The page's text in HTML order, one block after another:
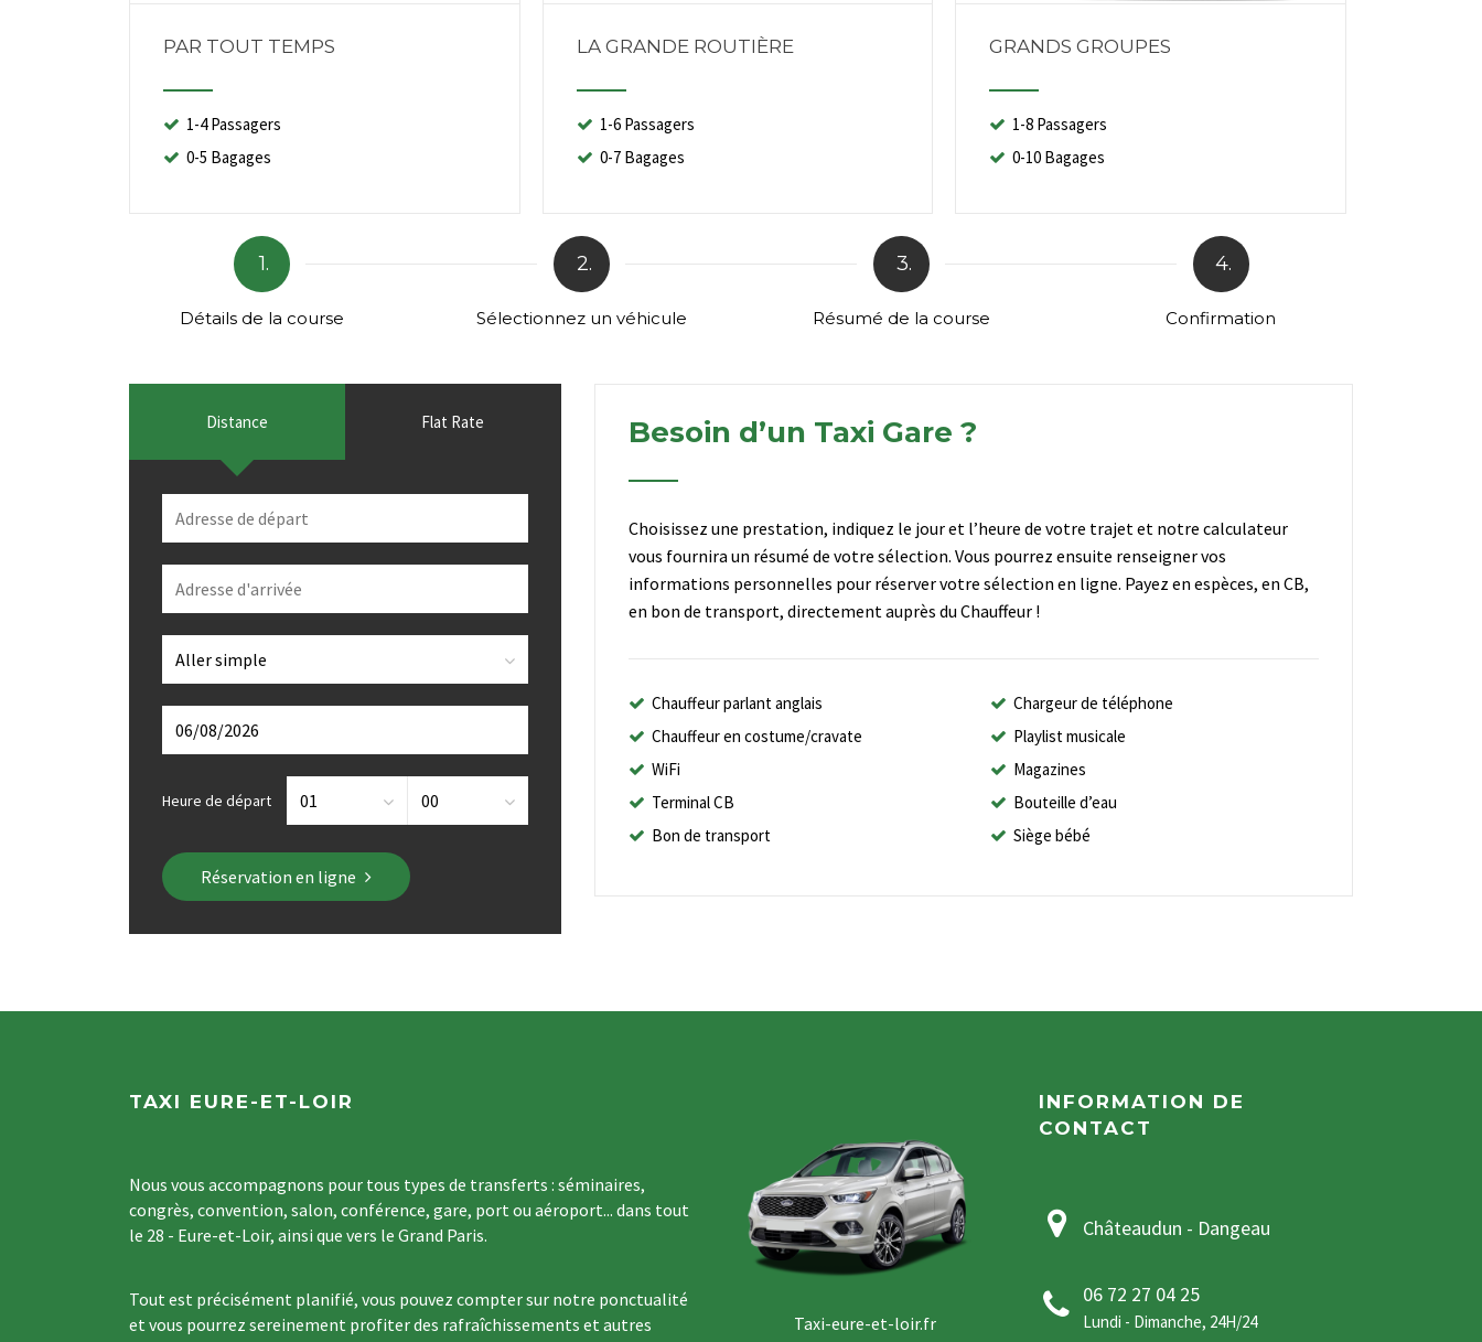
PAR TOUT TEMPS
1-4 Passagers
0-5 Bagages
LA GRANDE ROUTIÈRE
1-6 Passagers
0-7 Bagages
GRANDS GROUPES
1-8 Passagers
0-10 Bagages
1.
Détails de la course
2.
Sélectionnez un véhicule
3.
Résumé de la course
4.
Confirmation
Distance Flat Rate
Heure de départ
Réservation en ligne
Besoin d’un Taxi Gare ?
Choisissez une prestation, indiquez le jour et l’heure de votre trajet et notre calculateur
vous fournira un résumé de votre sélection. Vous pourrez ensuite renseigner vos
informations personnelles pour réserver votre sélection en ligne. Payez en espèces, en CB,
en bon de transport, directement auprès du Chauffeur !
Chauffeur parlant anglais
Chauffeur en costume/cravate
WiFi
Terminal CB
Bon de transport
Chargeur de téléphone
Playlist musicale
Magazines
Bouteille d’eau
Siège bébé
TAXI EURE-ET-LOIR
Nous vous accompagnons pour tous types de transferts : séminaires,
congrès, convention, salon, conférence, gare, port ou aéroport... dans tout
le 28 - Eure-et-Loir, ainsi que vers le Grand Paris.
Tout est précisément planifié, vous pouvez compter sur notre ponctualité
et vous pourrez sereinement profiter des rafraîchissements et autres
Taxi-eure-et-loir.fr
INFORMATION DE
CONTACT
Châteaudun - Dangeau
06 72 27 04 25
Lundi - Dimanche, 24H/24